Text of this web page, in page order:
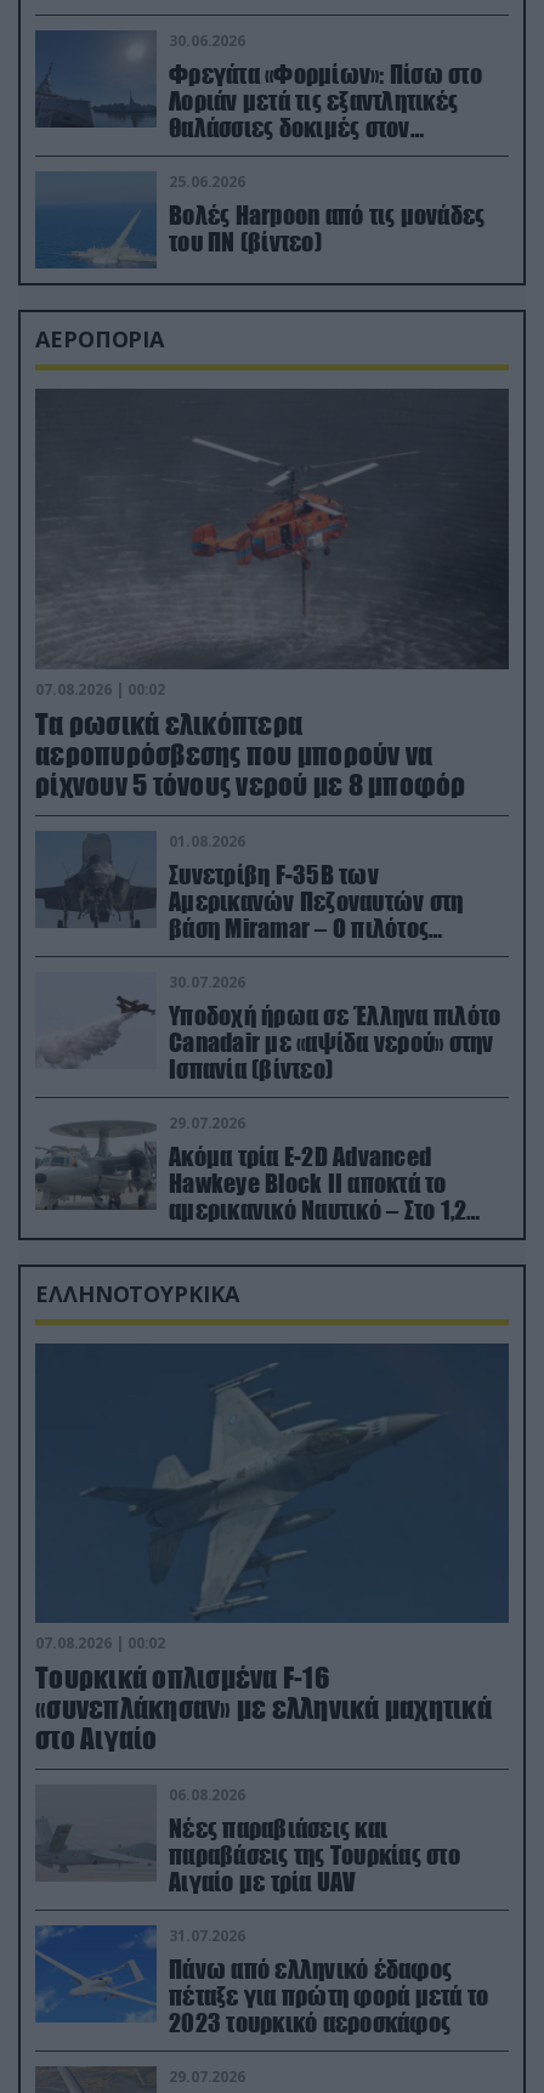
μεταναστών
30.06.2026
Φρεγάτα «Φορμίων»: Πίσω στο
Λοριάν μετά τις εξαντλητικές
θαλάσσιες δοκιμές στον
απαιτητικό Βισκαϊκό
25.06.2026
Βολές Harpoon από τις μονάδες
του ΠΝ (βίντεο)
ΑΕΡΟΠΟΡΙΑ
07.08.2026 | 00:02
Τα ρωσικά ελικόπτερα
αεροπυρόσβεσης που μπορούν να
ρίχνουν 5 τόνους νερού με 8 μποφόρ
01.08.2026
Συνετρίβη F-35B των
Αμερικανών Πεζοναυτών στη
βάση Miramar – Ο πιλότος
εκτινάχθηκε εγκαίρως
30.07.2026
Υποδοχή ήρωα σε Έλληνα πιλότο
Canadair με «αψίδα νερού» στην
Ισπανία (βίντεο)
29.07.2026
Ακόμα τρία E-2D Advanced
Hawkeye Block II αποκτά το
αμερικανικό Ναυτικό – Στο 1,2
δισ.δολάρια το κόστος
ΕΛΛΗΝΟΤΟΥΡΚΙΚΑ
07.08.2026 | 00:02
Τουρκικά οπλισμένα F-16
«συνεπλάκησαν» με ελληνικά μαχητικά
στο Αιγαίο
06.08.2026
Νέες παραβιάσεις και
παραβάσεις της Τουρκίας στο
Αιγαίο με τρία UAV
31.07.2026
Πάνω από ελληνικό έδαφος
πέταξε για πρώτη φορά μετά το
2023 τουρκικό αεροσκάφος
29.07.2026